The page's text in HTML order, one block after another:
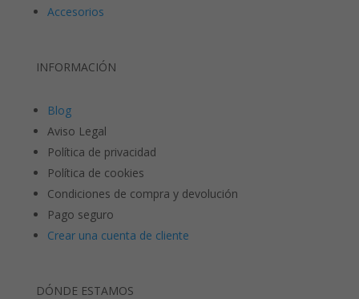
Accesorios
INFORMACIÓN
Blog
Aviso Legal
Política de privacidad
Política de cookies
Condiciones de compra y devolución
Pago seguro
Crear una cuenta de cliente
DÓNDE ESTAMOS